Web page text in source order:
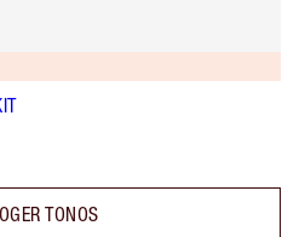
TONOS